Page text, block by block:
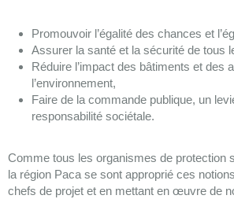
Promouvoir l’égalité des chances et
Assurer la santé et la sécurité de tous
Réduire l’impact des bâtiments et des
l’environnement,
Faire de la commande publique, un
responsabilité sociétale.
Comme tous les organismes de protection
la région Paca se sont approprié ces
chefs de projet et en mettant en œuvre de